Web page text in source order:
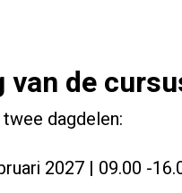
van de
dagdelen:
2027 | 09.00 -